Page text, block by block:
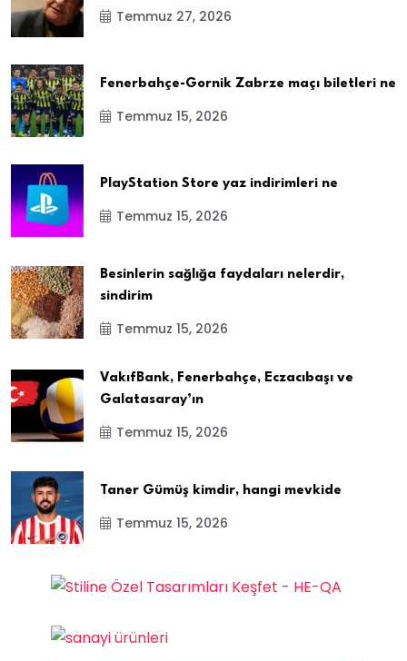
Temmuz 27, 2026
Fenerbahçe-Gornik Zabrze maçı biletleri ne
Temmuz 15, 2026
PlayStation Store yaz indirimleri ne
Temmuz 15, 2026
Besinlerin sağlığa faydaları nelerdir,
sindirim
Temmuz 15, 2026
VakıfBank, Fenerbahçe, Eczacıbaşı ve
Galatasaray’ın
Temmuz 15, 2026
Taner Gümüş kimdir, hangi mevkide
Temmuz 15, 2026